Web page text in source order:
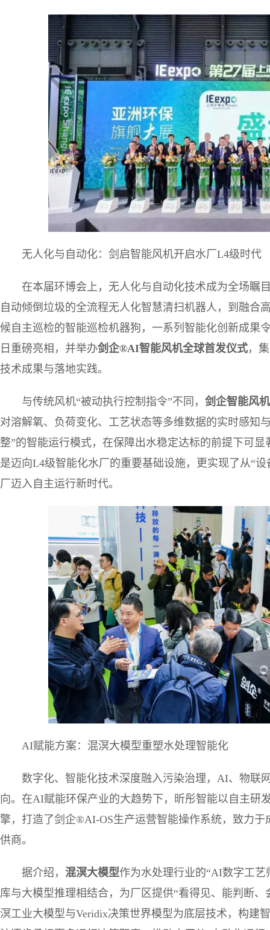
无人化与自动化：剑启智能风机开启水厂L4级时代
在本届环博会上，无人化与自动化技术成为全场瞩
自动倾倒垃圾的全流程无人化智慧清扫机器人，到融合
候自主巡检的智能巡检机器狗，一系列智能化创新成果
日重磅亮相，并举办剑企®AI智能风机全球首发仪式，
技术成果与落地实践。
与传统风机“被动执行控制指令”不同， 剑企智能风机
对溶解氧、负荷变化、工艺状态等多维数据的实时感
整”的智能运行模式，在保障出水稳定达标的前提下可
是迈向L4级智能化水厂的重要基础设施，更实现了从“
厂迈入自主运行新时代。
AI赋能方案：混溟大模型重塑水处理智能化
数字化、智能化技术深度融入污染治理，AI、物联
向。在AI赋能环保产业的大趋势下，昕彤智能以自主研
擎，打造了剑企®AI-OS生产运营智能操作系统，致力
供商。
据介绍， 混溟大模型作为水处理行业的“AI数字工
库与大模型推理相结合，为厂区提供“看得见、能判断
溟工业大模型与Veridix决策世界模型为底层技术，构建